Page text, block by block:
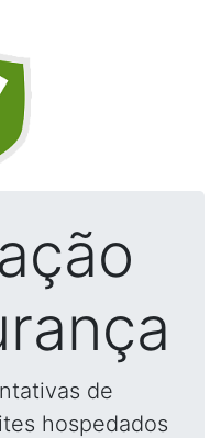
de
hospedados